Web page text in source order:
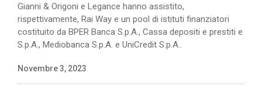
Gianni & Origoni e Legance hanno assistito,
rispettivamente, Rai Way e un pool di istituti finanziatori
costituito da BPER Banca S.p.A., Cassa depositi e prestiti e
S.p.A., Mediobanca S.p.A. e UniCredit S.p.A..
Novembre 3, 2023